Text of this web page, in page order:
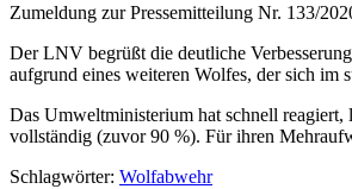
Zumeldung zur Pressemitteilung Nr. 133/
Der LNV begrüßt die deutliche
aufgrund eines weiteren Wolfes, der sich im
Das Umweltministerium hat schnell
vollständig (zuvor 90 %). Für ihren
Schlagwörter: Wolfabwehr